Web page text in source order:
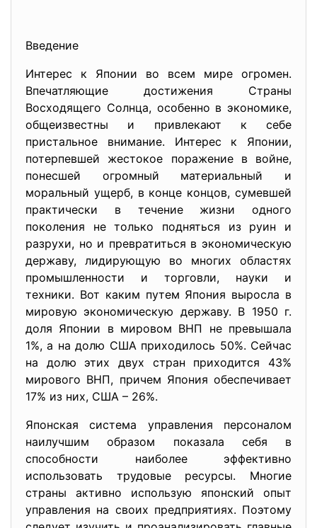
Введение
Интерес к Японии во всем мире огромен.
Впечатляющие достижения Страны
Восходящего Солнца, особенно в экономике,
общеизвестны и привлекают к себе
пристальное внимание. Интерес к Японии,
потерпевшей жестокое поражение в войне,
понесшей огромный материальный и
моральный ущерб, в конце концов, сумевшей
практически в течение жизни одного
поколения не только подняться из руин и
разрухи, но и превратиться в экономическую
державу, лидирующую во многих областях
промышленности и торговли, науки и
техники. Вот каким путем Япония выросла в
мировую экономическую державу. В 1950 г.
доля Японии в мировом ВНП не превышала
1%, а на долю США приходилось 50%. Сейчас
на долю этих двух стран приходится 43%
мирового ВНП, причем Япония обеспечивает
17% из них, США – 26%.
Японская система управления персоналом
наилучшим образом показала себя в
способности наиболее эффективно
использовать трудовые ресурсы. Многие
страны активно использую японский опыт
управления на своих предприятиях. Поэтому